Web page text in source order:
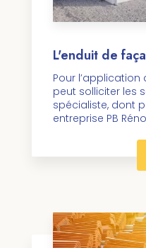
L'enduit de
Pour l’application
peut solliciter les
spécialiste, dont
entreprise PB